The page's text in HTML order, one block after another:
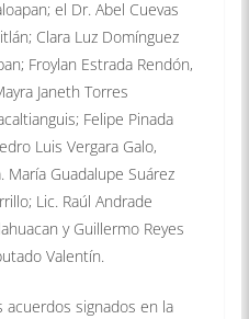
el Dr. Abel Cuevas
Clara Luz Domínguez
Froylan Estrada Rendón,
Janeth Torres
Felipe Pinada
Luis Vergara Galo,
Guadalupe Suárez
Lic. Raúl Andrade
y Guillermo Reyes
Valentín.
acuerdos signados en la